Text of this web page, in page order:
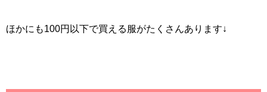
ほかにも100円以下で買える服がたくさんあります↓